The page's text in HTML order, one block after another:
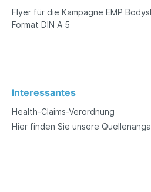
Flyer für die Kampagne EMP
Format DIN A 5
Interessantes
Health-Claims-Verordnung
Hier finden Sie unsere